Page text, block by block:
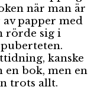
när man är
papper med
rörde sig i
kanske
bok, men en
trots allt.